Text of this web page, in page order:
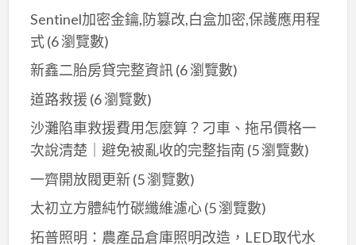
Sentinel加密金鑰,防篡改,白盒加密,保護應用程
式(6 瀏覽數)
新鑫二胎房貸完整資訊(6 瀏覽數)
道路救援(6 瀏覽數)
沙灘陷車救援費用怎麼算？刁車、拖吊價格一
次說清楚｜避免被亂收的完整指南 (5 瀏覽數)
一齊開放閥更新(5 瀏覽數)
太初立方體純竹碳纖維濾心(5 瀏覽數)
拓普照明：農產品倉庫照明改造，LED取代水